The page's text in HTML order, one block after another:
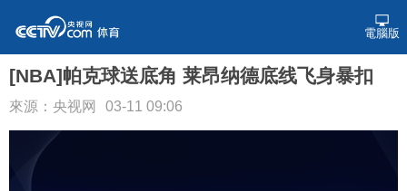
電腦版
[NBA]帕克球送底角 莱昂纳德底线飞身暴扣
來源：央视网 03-11 09:06